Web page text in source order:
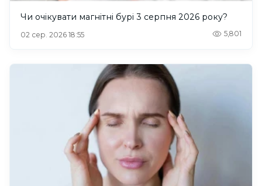
Чи очікувати магнітні бурі 3 серпня 2026 року?
02 сер. 2026 18:55 5,801